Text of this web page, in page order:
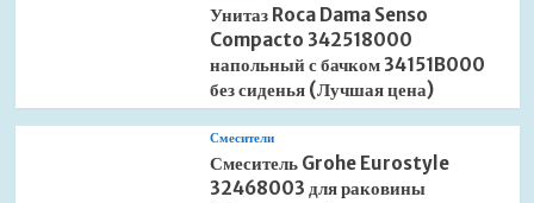
Унитаз Roca Dama Senso
Compacto 342518000
напольный с бачком 34151B000
без сиденья (Лучшая цена)
Смесители
Смеситель Grohe Eurostyle
32468003 для раковины